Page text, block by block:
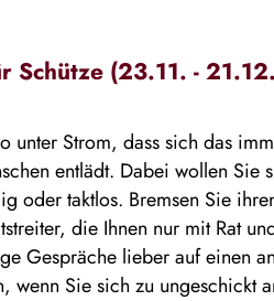
Schütze (23.11. -
unter Strom, dass sich das
entlädt. Dabei wollen Sie
oder taktlos. Bremsen Sie
die Ihnen nur mit Rat
Gespräche lieber auf einen
wenn Sie sich zu ungeschickt